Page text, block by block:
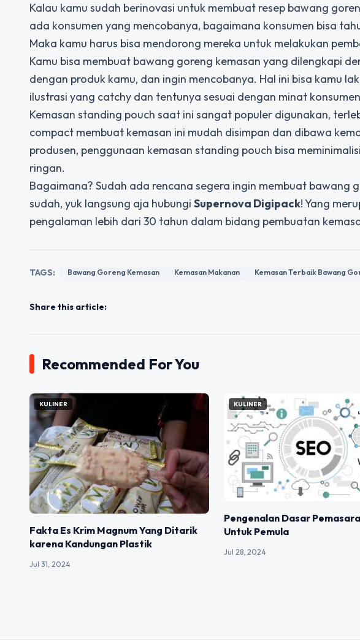
Kalau kamu sudah berinovasi untuk membuat resep bawang
ada konsumen yang mencobanya, bagaimana konsumen bisa
Maka kamu harus bisa mendorong mereka untuk melakukan
Kamu bisa membuat bawang goreng kemasan yang dilengkapi
dengan produk kamu, dan ingin mencobanya. Hal ini bisa kamu
ilustrasi yang catchy dan tentunya sesuai dengan minat
Kemasan standing pouch saat ini sangat populer digunakan,
compact membuat kemasan ini mudah disimpan dan dibawa
produsen, penggunaan kemasan standing pouch bisa
ringan.
Bagaimana? Sudah ada rencana segera ingin membuat bawang
sudah, yuk langsung aja hubungi Supernova Digipack! Yang
pengalaman lebih dari 30 tahun dalam bidang pembuatan
TAGS: Bawang Goreng Kemasan Kemasan Makanan Kemasan Terbaik Bawang
Share this article:
Recommended For You
KULINER
Fakta Es Krim Magnum Yang Ditarik
karena Kandungan Plastik
Jul 31, 2024
KULINER
Pengenalan Dasar
Untuk Pemula
Jul 28, 2024